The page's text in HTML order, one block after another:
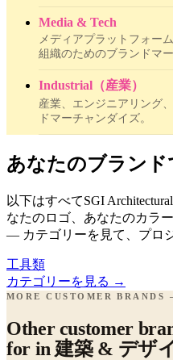
Media & Tech
メディアプラットフォー
組織のためのブランドマ
Industrial（産業）
産業、エンジニアリング
ドマーチャンダイズ。
あなたのブランド
以下はすべてSGI
なたのロゴ、あなたのカラ
— カテゴリーを見て、プロ
工具類
カテゴリーを見る →
MORE CUSTOMER BRANDS
Other customer
for in 建築 & デザ